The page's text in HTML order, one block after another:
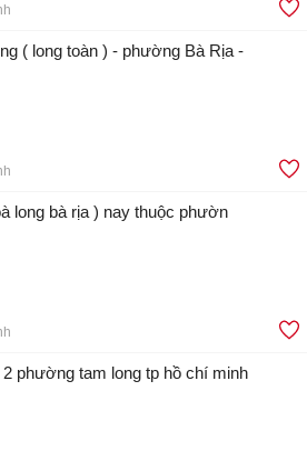
( long toàn ) - phường Bà Rịa -
long bà rịa ) nay thuộc phườn
phường tam long tp hồ chí minh